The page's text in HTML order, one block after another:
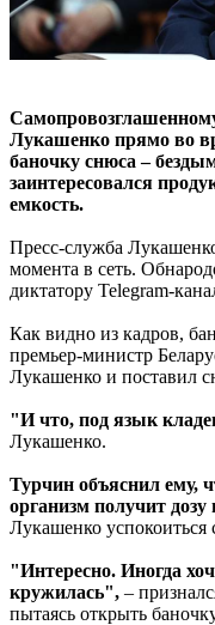
Лукашенко прямо во
баночку снюса –
заинтересовался
емкость.
Пресс-служба
момента в сеть.
диктатору Telegram-
Как видно из кадров,
премьер-министр
Лукашенко и поставил
"И что, под язык
Лукашенко.
Турчин объяснил ему,
организм получит дозу
Лукашенко успокоиться
"Интересно. Иногда
кружилась", –
пытаясь открыть